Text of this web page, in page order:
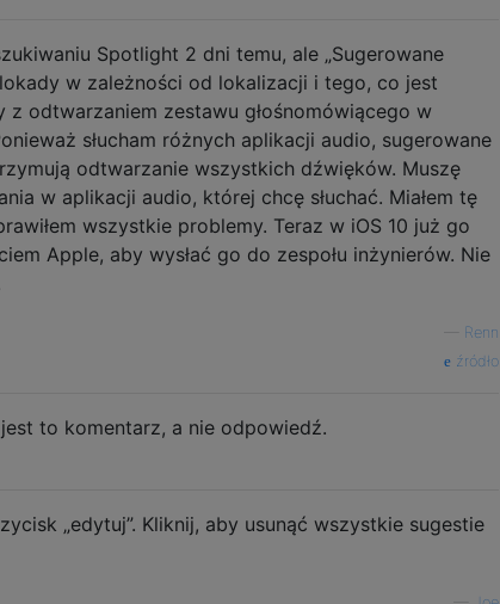
Spotlight 2 dni temu, ale „Sugerowane
w zależności od lokalizacji i tego, co jest
odtwarzaniem zestawu głośnomówiącego w
słucham różnych aplikacji audio, sugerowane
odtwarzanie wszystkich dźwięków. Muszę
w aplikacji audio, której chcę słuchać. Miałem tę
wszystkie problemy. Teraz w iOS 10 już go
Apple, aby wysłać go do zespołu inżynierów. Nie
Renn
źródło
to komentarz, a nie odpowiedź.
„edytuj”. Kliknij, aby usunąć wszystkie sugestie